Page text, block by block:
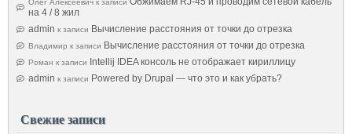
на 4 / 8 жил
admin к записи Вычисление расстояния от точки до отрезка
Владимир к записи Вычисление расстояния от точки до отрезка
Роман к записи Intellij IDEA консоль не отображает кириллицу
admin к записи Powered by Drupal — что это и как убрать?
Свежие записи